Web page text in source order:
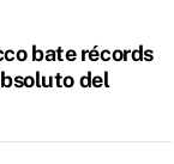
bate récords
del